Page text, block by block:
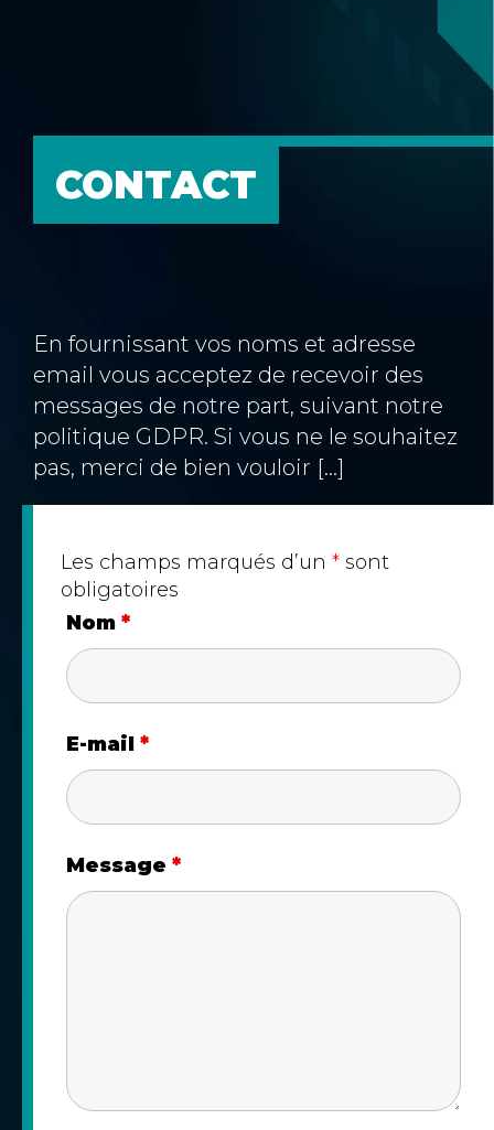
CONTACT
En fournissant vos noms et adresse
email vous acceptez de recevoir des
messages de notre part, suivant notre
politique GDPR. Si vous ne le souhaitez
pas, merci de bien vouloir […]
Les champs marqués d’un * sont
obligatoires
Nom *
E-mail *
Message *